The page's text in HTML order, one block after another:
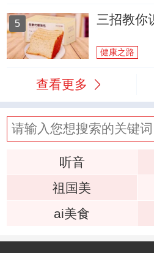
5 三招教你
健康之路
查看更多
听音
祖国美
ai美食